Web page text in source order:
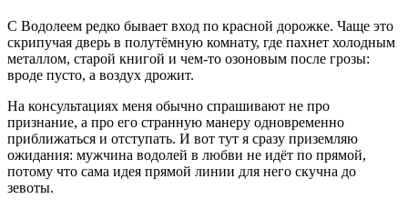
С Водолеем редко бывает вход по красной дорожке. Чаще это
скрипучая дверь в полутёмную комнату, где пахнет холодным
металлом, старой книгой и чем-то озоновым после грозы:
вроде пусто, а воздух дрожит.
На консультациях меня обычно спрашивают не про
признание, а про его странную манеру одновременно
приближаться и отступать. И вот тут я сразу приземляю
ожидания: мужчина водолей в любви не идёт по прямой,
потому что сама идея прямой линии для него скучна до
зевоты.